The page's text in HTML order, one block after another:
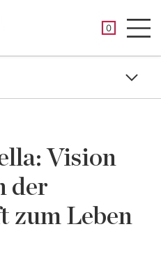
0
Vision
der
zum Leben